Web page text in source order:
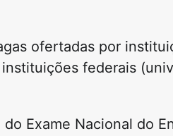
ofertadas por
federais
Exame Nacional do